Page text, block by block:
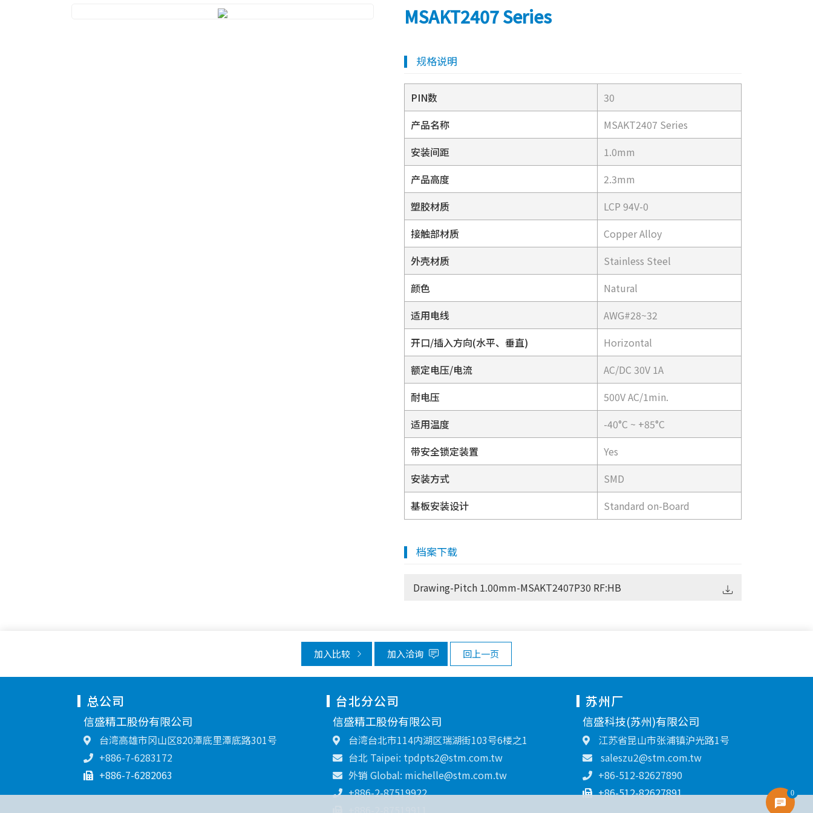
MSAKT2407 Series
规格说明
PIN数
30
产品名称
MSAKT2407 Series
安装间距
1.0mm
产品高度
2.3mm
塑胶材质
LCP 94V-0
接触部材质
Copper Alloy
外壳材质
Stainless Steel
颜色
Natural
适用电线
AWG#28~32
开口/插入方向(水平、垂直)
Horizontal
额定电压/电流
AC/DC 30V 1A
耐电压
500V AC/1min.
适用温度
-40°C ~ +85°C
带安全锁定装置
Yes
安装方式
SMD
基板安装设计
Standard on-Board
档案下载
Drawing-Pitch 1.00mm-MSAKT2407P30 RF:HB
加入比较 加入洽询 回上一页
总公司
信盛精工股份有限公司
台湾高雄市冈山区820潭底里潭底路301号
+886-7-6283172
+886-7-6282063
台北分公司
信盛精工股份有限公司
台湾台北市114内湖区瑞湖街103号6楼之1
台北 Taipei: tpdpts2@stm.com.tw
外销 Global: michelle@stm.com.tw
+886-2-87519922
苏州厂
信盛科技(苏州)有限公司
江苏省昆山市张浦镇沪光路1号
saleszu2@stm.com.tw
+86-512-82627890
+86-512-82627891
0